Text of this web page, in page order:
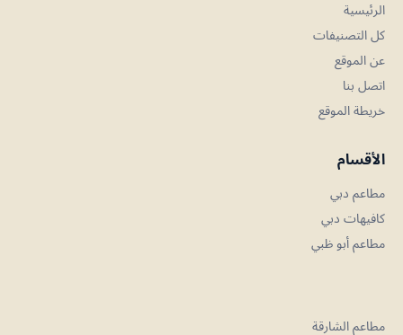
الرئيسية
كل التصنيفات
عن الموقع
اتصل بنا
خريطة الموقع
الأقسام
مطاعم دبي
كافيهات دبي
مطاعم أبو ظبي
مطاعم الشارقة